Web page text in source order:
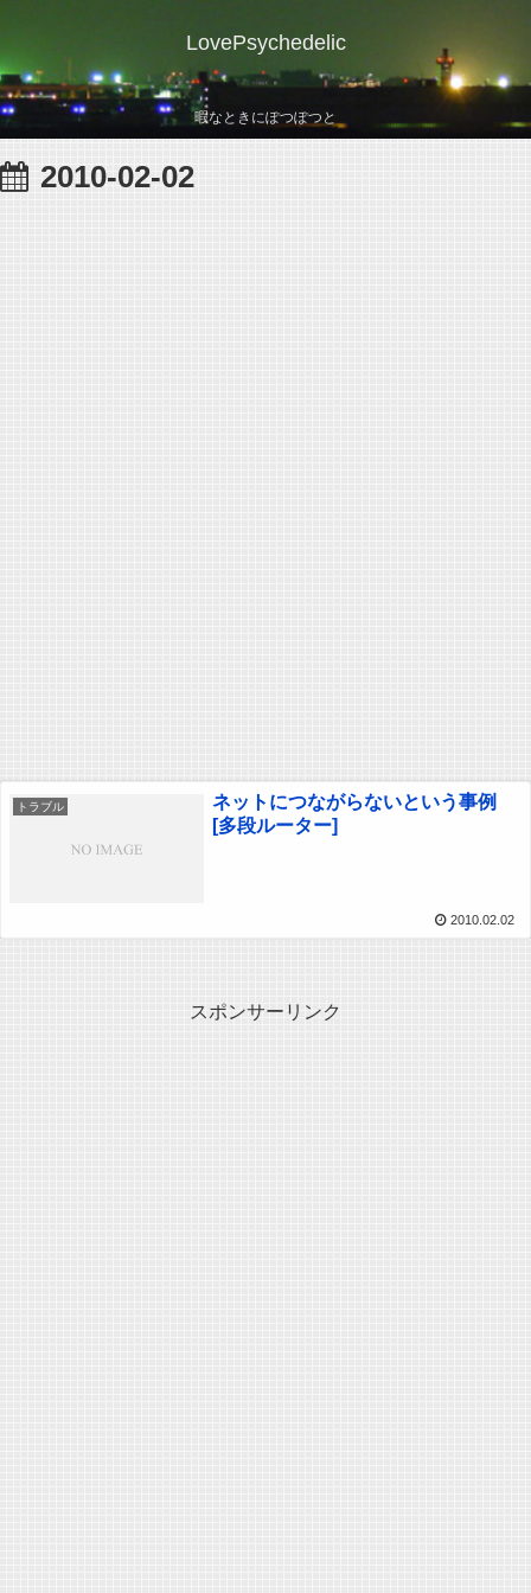
LovePsychedelic
暇なときにぽつぽつと
2010-02-02
トラブル
ネットにつながらないという事例
[多段ルーター]
2010.02.02
スポンサーリンク